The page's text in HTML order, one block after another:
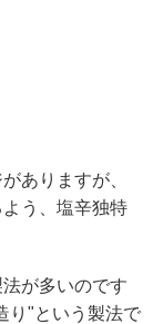
ありますが、
う、塩辛独特
が多いのです
り"という製法で